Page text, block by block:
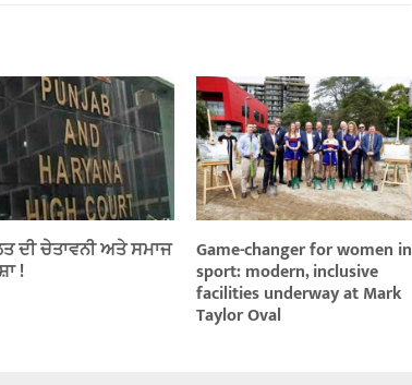
ਦੀ ਚੇਤਾਵਨੀ ਅਤੇ ਸਮਾਜ
!
Game-changer for women in
sport: modern, inclusive
facilities underway at Mark
Taylor Oval